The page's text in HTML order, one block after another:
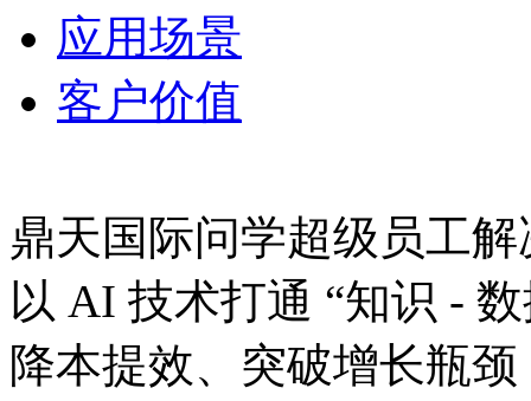
应用场景
客户价值
鼎天国际问学超级员工解
以 AI 技术打通 “知识 - 数
降本提效、突破增长瓶颈